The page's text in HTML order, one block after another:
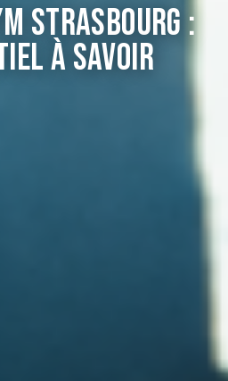
STRASBOURG :
À SAVOIR